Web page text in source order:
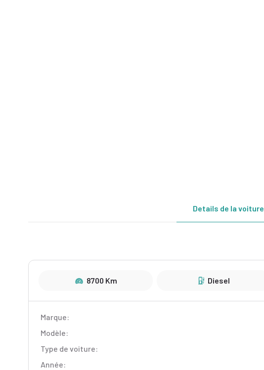
Details de la voiture
8700 Km Diesel
Marque:
Modèle:
Type de voiture:
Année: